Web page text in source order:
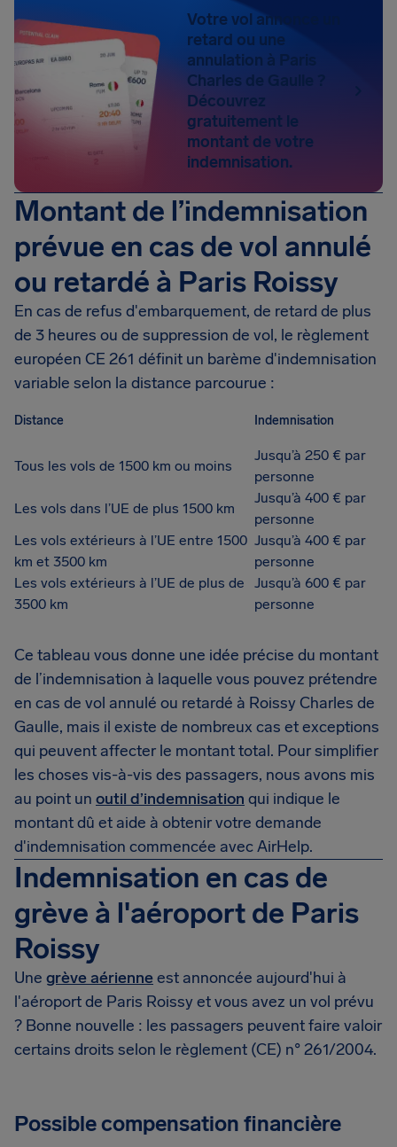
Votre vol annonce un
retard ou une
annulation à Paris
Charles de Gaulle ?
Découvrez
gratuitement le
montant de votre
indemnisation.
Montant de l’indemnisation
prévue en cas de vol annulé
ou retardé à Paris Roissy
En cas de refus d'embarquement, de retard de plus
de 3 heures ou de suppression de vol, le règlement
européen CE 261 définit un barème d'indemnisation
variable selon la distance parcourue :
Distance Indemnisation
Tous les vols de 1500 km ou moins
Jusqu’à 250 € par
personne
Les vols dans l’UE de plus 1500 km
Jusqu’à 400 € par
personne
Les vols extérieurs à l’UE entre 1500
km et 3500 km
Jusqu’à 400 € par
personne
Les vols extérieurs à l’UE de plus de
3500 km
Jusqu’à 600 € par
personne
Ce tableau vous donne une idée précise du montant
de l’indemnisation à laquelle vous pouvez prétendre
en cas de vol annulé ou retardé à Roissy Charles de
Gaulle, mais il existe de nombreux cas et exceptions
qui peuvent affecter le montant total. Pour simplifier
les choses vis-à-vis des passagers, nous avons mis
au point un outil d’indemnisation qui indique le
montant dû et aide à obtenir votre demande
d'indemnisation commencée avec AirHelp.
Indemnisation en cas de
grève à l'aéroport de Paris
Roissy
Une grève aérienneest annoncée aujourd'hui à
l'aéroport de Paris Roissy et vous avez un vol prévu
? Bonne nouvelle : les passagers peuvent faire valoir
certains droits selon le règlement (CE) n° 261/2004.
Possible compensation financière